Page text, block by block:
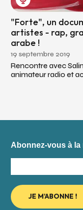
"Forte", un
artistes - rap,
arabe !
19 septembre 2019
Rencontre avec
animateur radio et
Abonnez-vous à